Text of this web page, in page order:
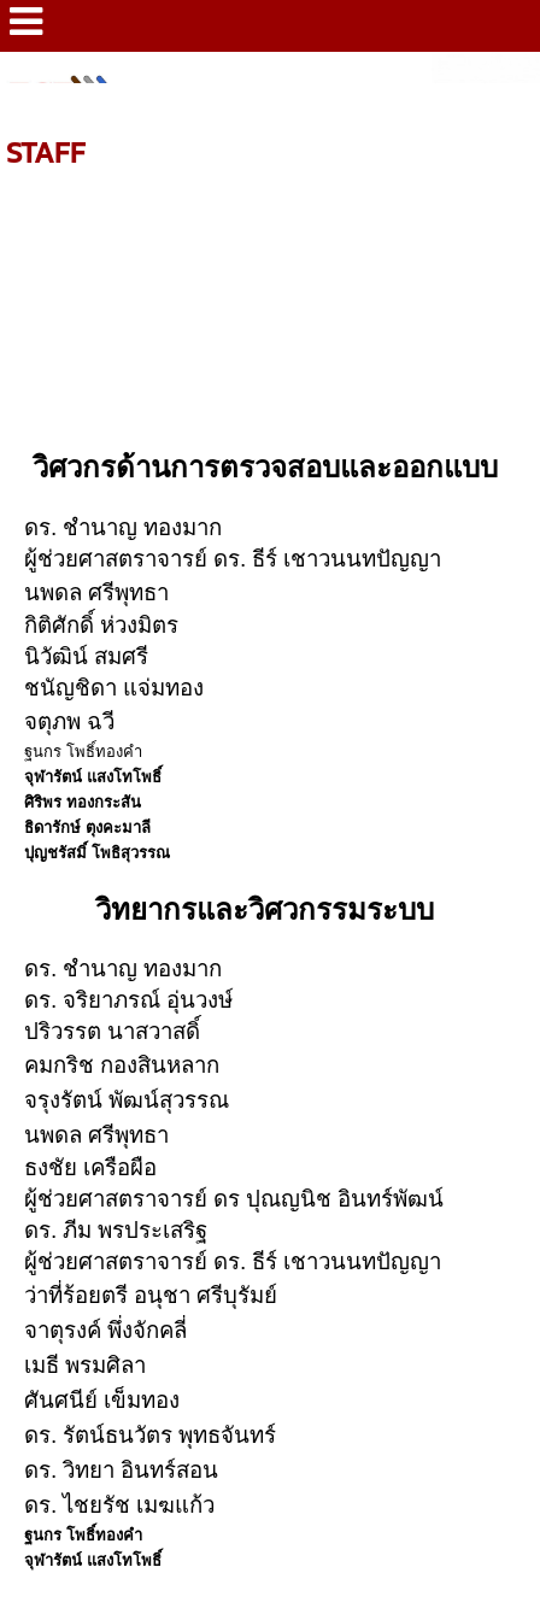
STAFF
วิศวกรด้านการตรวจสอบและออกแบบ
ดร. ชำนาญ ทองมาก
ผู้ช่วยศาสตราจารย์ ดร. ธีร์ เชาวนนทปัญญา
นพดล ศรีพุทธา
กิติศักดิ์ ห่วงมิตร
นิวัฒิน์ สมศรี
ชนัญชิดา แจ่มทอง
จตุภพ ฉวี
ฐนกร โพธิ์ทองคำ
จุฬารัตน์ แสงโทโพธิ์
ศิริพร ทองกระสัน
ธิดารักษ์ ตุงคะมาลี
ปุญชรัสมิ์ โพธิสุวรรณ
วิทยากรและวิศวกรรมระบบ
ดร. ชำนาญ ทองมาก
ดร. จริยาภรณ์ อุ่นวงษ์
ปริวรรต นาสวาสดิ์
คมกริช กองสินหลาก
จรุงรัตน์ พัฒน์สุวรรณ
นพดล ศรีพุทธา
ธงชัย เครือผือ
ผู้ช่วยศาสตราจารย์ ดร ปุณญนิช อินทร์พัฒน์
ดร. ภีม พรประเสริฐ
ผู้ช่วยศาสตราจารย์ ดร. ธีร์ เชาวนนทปัญญา
ว่าที่ร้อยตรี อนุชา ศรีบุรัมย์
จาตุรงค์ พึ่งจักคลี่
เมธี พรมศิลา
ศันศนีย์ เข็มทอง
ดร. รัตน์ธนวัตร พุทธจันทร์
ดร. วิทยา อินทร์สอน
ดร. ไชยรัช เมฆแก้ว
ฐนกร โพธิ์ทองคำ
จุฬารัตน์ แสงโทโพธิ์